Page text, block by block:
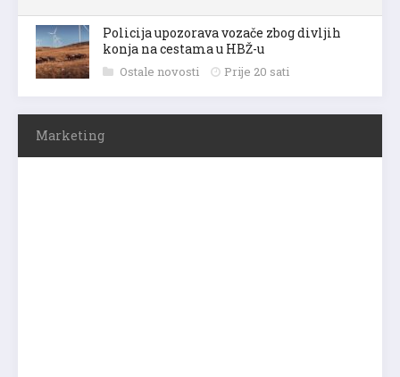
Policija upozorava vozače zbog divljih
konja na cestama u HBŽ-u
Ostale novosti Prije 20 sati
Marketing